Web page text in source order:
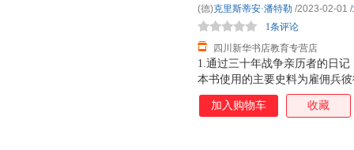
1.通过三十年战争亲历者的日
本书使用的主要史料为雇佣兵
记，兼顾研究三十年战争的经
内心恐惧与希望交织，被战争
四川新华书店教育专营店
1条评论
(德)克里斯蒂安·潘特勒 /2023-02-01 /
加入购物车 收藏